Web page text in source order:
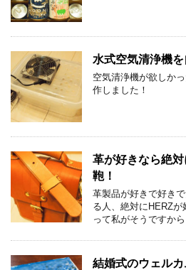
水式空気清浄機を
空気清浄機が欲しか
作しました！
革が好きなら絶
鞄！
革製品が好きで好き
る人、絶対にHERZ
って私がそうですから
結婚式のウェル